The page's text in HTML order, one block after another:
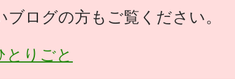
ログの方もご覧ください。
とりごと